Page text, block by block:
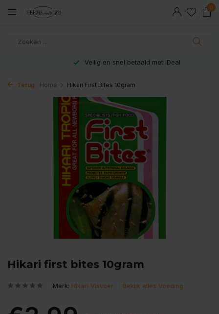
0
Veilig en snel betaald met iDeal
Terug Home Hikari First Bites 10gram
Hikari first bites 10gram
Merk: Hikari Visvoer Bekijk alles Voeding